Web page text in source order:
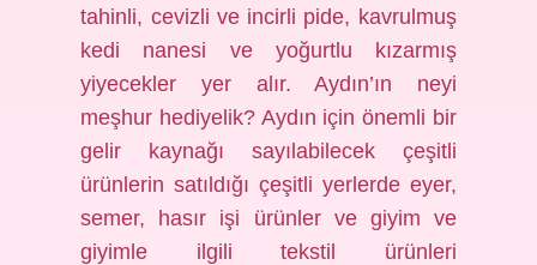
tahinli, cevizli ve incirli pide, kavrulmuş
kedi nanesi ve yoğurtlu kızarmış
yiyecekler yer alır. Aydın’ın neyi
meşhur hediyelik? Aydın için önemli bir
gelir kaynağı sayılabilecek çeşitli
ürünlerin satıldığı çeşitli yerlerde eyer,
semer, hasır işi ürünler ve giyim ve
giyimle ilgili tekstil ürünleri